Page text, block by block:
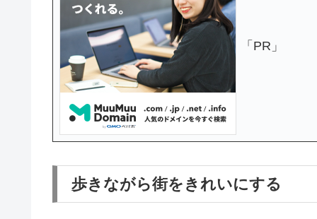
「PR」
歩きながら街をきれいにする